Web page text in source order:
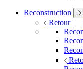
Reconstruction
Retour